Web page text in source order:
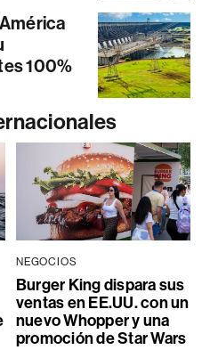
100%
NEGOCIOS
Burger King dispara sus
ventas en EE.UU. con un
nuevo Whopper y una
promoción de Star Wars